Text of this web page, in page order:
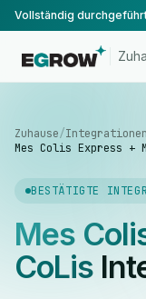
Zuhause/Integrationen
Mes Colis Express +
BESTÄTIGTE
Mes
CoLis